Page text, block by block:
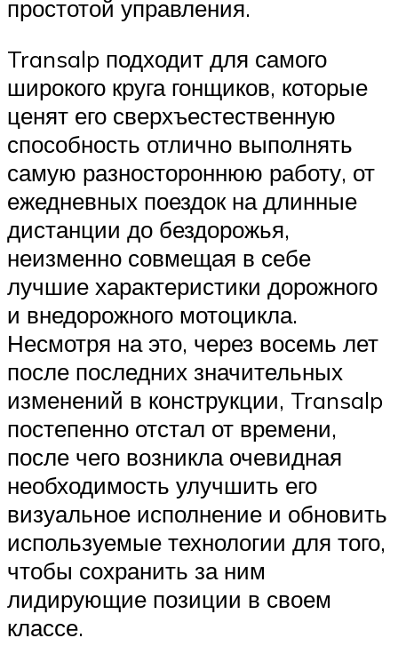
простотой управления.
Transalp подходит для самого
широкого круга гонщиков, которые
ценят его сверхъестественную
способность отлично выполнять
самую разностороннюю работу, от
ежедневных поездок на длинные
дистанции до бездорожья,
неизменно совмещая в себе
лучшие характеристики дорожного
и внедорожного мотоцикла.
Несмотря на это, через восемь лет
после последних значительных
изменений в конструкции, Transalp
постепенно отстал от времени,
после чего возникла очевидная
необходимость улучшить его
визуальное исполнение и обновить
используемые технологии для того,
чтобы сохранить за ним
лидирующие позиции в своем
классе.